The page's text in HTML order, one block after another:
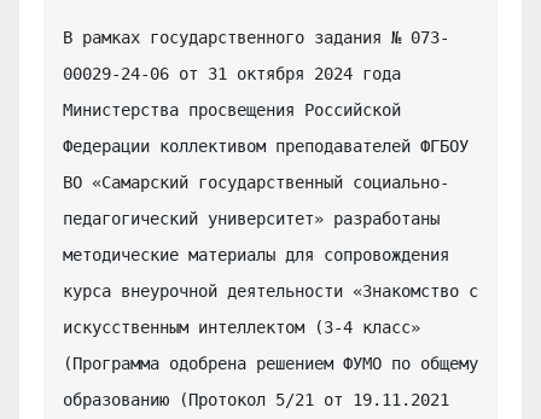
В рамках государственного задания № 073-
00029-24-06 от 31 октября 2024 года
Министерства просвещения Российской
Федерации коллективом преподавателей ФГБОУ
ВО «Самарский государственный социально-
педагогический университет» разработаны
методические материалы для сопровождения
курса внеурочной деятельности «Знакомство с
искусственным интеллектом (3-4 класс»
(Программа одобрена решением ФУМО по общему
образованию (Протокол 5/21 от 19.11.2021